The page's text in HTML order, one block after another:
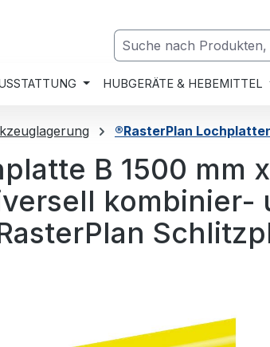
HUBGERÄTE & HEBEMITTEL
®RasterPlan
B 1500 mm
kombinier-